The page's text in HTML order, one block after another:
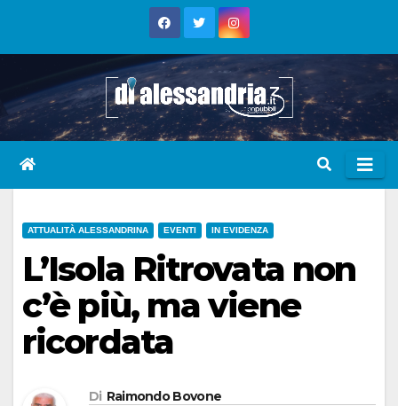
ATTUALITÀ ALESSANDRINA EVENTI IN EVIDENZA
L’Isola Ritrovata non
c’è più, ma viene
ricordata
Di Raimondo Bovone